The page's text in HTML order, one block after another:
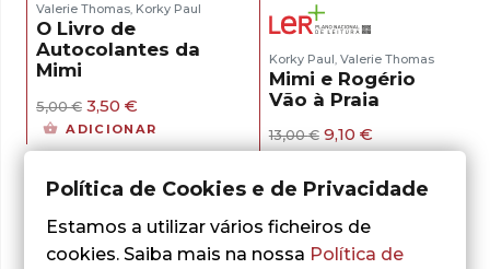
Valerie Thomas, Korky Paul
O Livro de
Autocolantes da
Mimi
5,00€ O
preço
original
5,00 €.
3,50 €
preço
atual
3,50 €.
ADICIONAR
Korky Paul Valerie Thomas
Mimi e Rogério
Vão à Praia
13,00€ O
preço
era:
9,10 €O
preço
é:
Política de Cookies e de Privacidade
Estamos a utilizar vários ficheiros de
cookies. Saiba mais na nossa Política de